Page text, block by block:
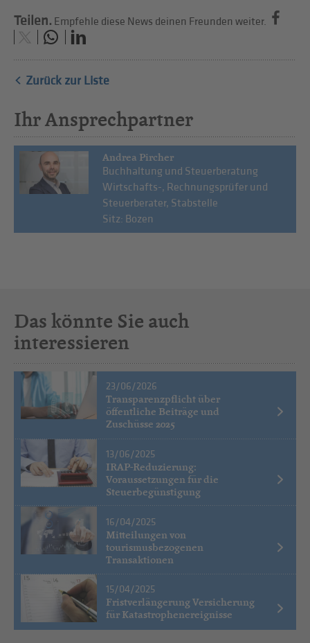
Teilen. Empfehle diese News deinen Freunden weiter.
Zurück zur Liste
Ihr Ansprechpartner
Andrea Pircher
Buchhaltung und Steuerberatung
Wirtschafts-, Rechnungsprüfer und
Steuerberater, Stabstelle
Sitz: Bozen
Das könnte Sie auch
interessieren
23/06/2026
Transparenzpflicht über
öffentliche Beiträge und
Zuschüsse 2025
13/06/2025
IRAP-Reduzierung:
Voraussetzungen für die
Steuerbegünstigung
16/04/2025
Mitteilungen von
tourismusbezogenen
Transaktionen
15/04/2025
Fristverlängerung Versicherung
für Katastrophenereignisse